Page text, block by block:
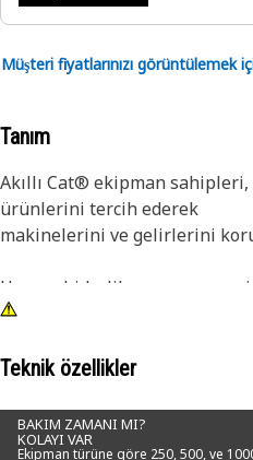
Müşteri fiyatlarınızı görüntülemek
Tanım
Akıllı Cat® ekipman
ürünlerini tercih ederek
makinelerini ve gelirlerini
Hassas hidrolik ve şanzıman
yağlanmasının
kirleticilerin ve aşındırıcıların
sağlar.
Teknik özellikler
BAKIM ZAMANI MI?
KOLAYI VAR
Ekipman türüne göre 250, 500, ve